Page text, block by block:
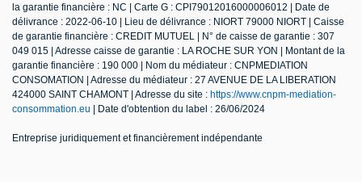
la garantie financière : NC | Carte G : CPI79012016000006012 | Date de
délivrance : 2022-06-10 | Lieu de délivrance : NIORT 79000 NIORT | Caisse
de garantie financière : CREDIT MUTUEL | N° de caisse de garantie : 307
049 015 | Adresse caisse de garantie : LA ROCHE SUR YON | Montant de la
garantie financière : 190 000 | Nom du médiateur : CNPMEDIATION
CONSOMATION | Adresse du médiateur : 27 AVENUE DE LA LIBERATION
424000 SAINT CHAMONT | Adresse du site : https://www.cnpm-mediation-
consommation.eu | Date d'obtention du label : 26/06/2024
Entreprise juridiquement et financièrement indépendante